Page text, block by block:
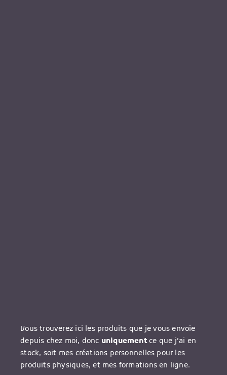
Vous trouverez ici les produits que je vous envoie
depuis chez moi, donc uniquementce que j’ai en
stock, soit mes créations personnelles pour les
produits physiques, et mes formations en ligne.